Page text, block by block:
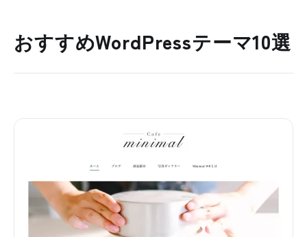
おすすめWordPressテーマ10選